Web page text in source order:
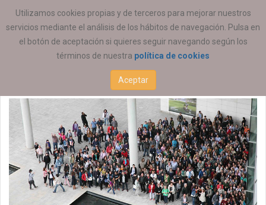
Utilizamos cookies propias y de terceros para mejorar nuestros
servicios mediante el análisis de los hábitos de navegación. Pulsa en
el botón de aceptación si quieres seguir navegando según los
términos de nuestra política de cookies
Aceptar
ESTÁ AQUÍ:
El COEESCV